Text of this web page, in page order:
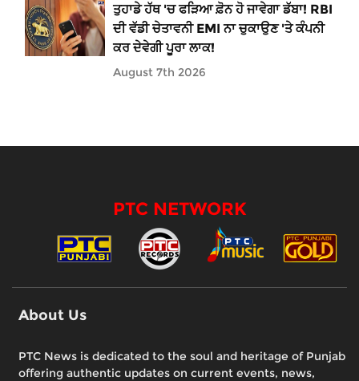
ਤੁਹਾਡੇ ਹੱਥ 'ਚ ਫੜਿਆ ਫ਼ੋਨ ਹੋ ਜਾਵੇਗਾ ਡੱਬਾ! RBI
ਦੀ ਵੱਡੀ ਚੇਤਾਵਨੀ EMI ਨਾ ਚੁਕਾਉਣ 'ਤੇ ਕੰਪਨੀ
ਕਰ ਦੇਵੇਗੀ ਪੂਰਾ ਲਾਕ!
August 7th 2026
PTC NETWORK
About Us
PTC News is dedicated to the soul and heritage of Punjab
offering authentic updates on current events, news,